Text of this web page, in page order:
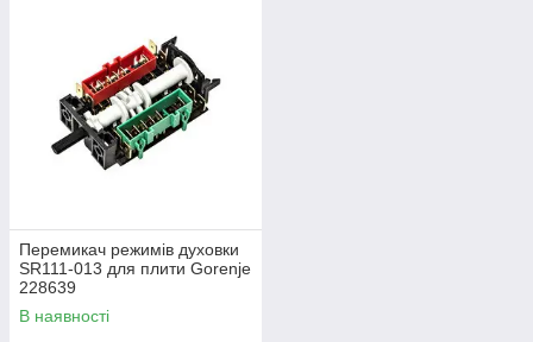
Перемикач режимів духовки
SR111-013 для плити Gorenje
228639
В наявності